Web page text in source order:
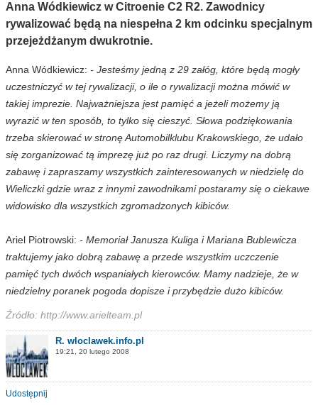
Anna Wódkiewicz w Citroenie C2 R2. Zawodnicy
rywalizować będą na niespełna 2 km odcinku specjalnym
przejeżdżanym dwukrotnie.
Anna Wódkiewicz: - Jesteśmy jedną z 29 załóg, które będą mogły
uczestniczyć w tej rywalizacji, o ile o rywalizacji można mówić w
takiej imprezie. Najważniejsza jest pamięć a jeżeli możemy ją
wyrazić w ten sposób, to tylko się cieszyć. Słowa podziękowania
trzeba skierować w stronę Automobilklubu Krakowskiego, że udało
się zorganizować tą imprezę już po raz drugi. Liczymy na dobrą
zabawę i zapraszamy wszystkich zainteresowanych w niedzielę do
Wieliczki gdzie wraz z innymi zawodnikami postaramy się o ciekawe
widowisko dla wszystkich zgromadzonych kibiców.
Ariel Piotrowski: - Memoriał Janusza Kuliga i Mariana Bublewicza
traktujemy jako dobrą zabawę a przede wszystkim uczczenie
pamięć tych dwóch wspaniałych kierowców. Mamy nadzieje, że w
niedzielny poranek pogoda dopisze i przybędzie dużo kibiców.
Źródło: http://www.arielteam.pl
R. wloclawek.info.pl
19:21, 20 lutego 2008
Udostępnij